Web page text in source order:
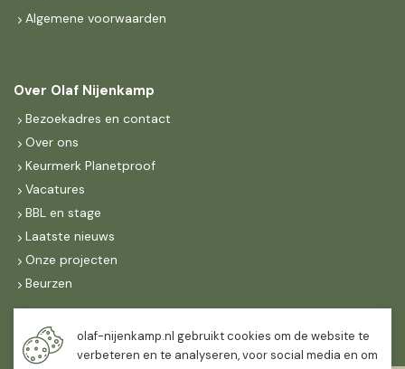
Algemene voorwaarden
Over Olaf Nijenkamp
Bezoekadres en contact
Over ons
Keurmerk Planetproof
Vacatures
BBL en stage
Laatste nieuws
Onze projecten
Beurzen
Maandag t/m vrijdag
07:30- 16:30
olaf-nijenkamp.nl gebruikt cookies om de website te
verbeteren en te analyseren, voor social media en om